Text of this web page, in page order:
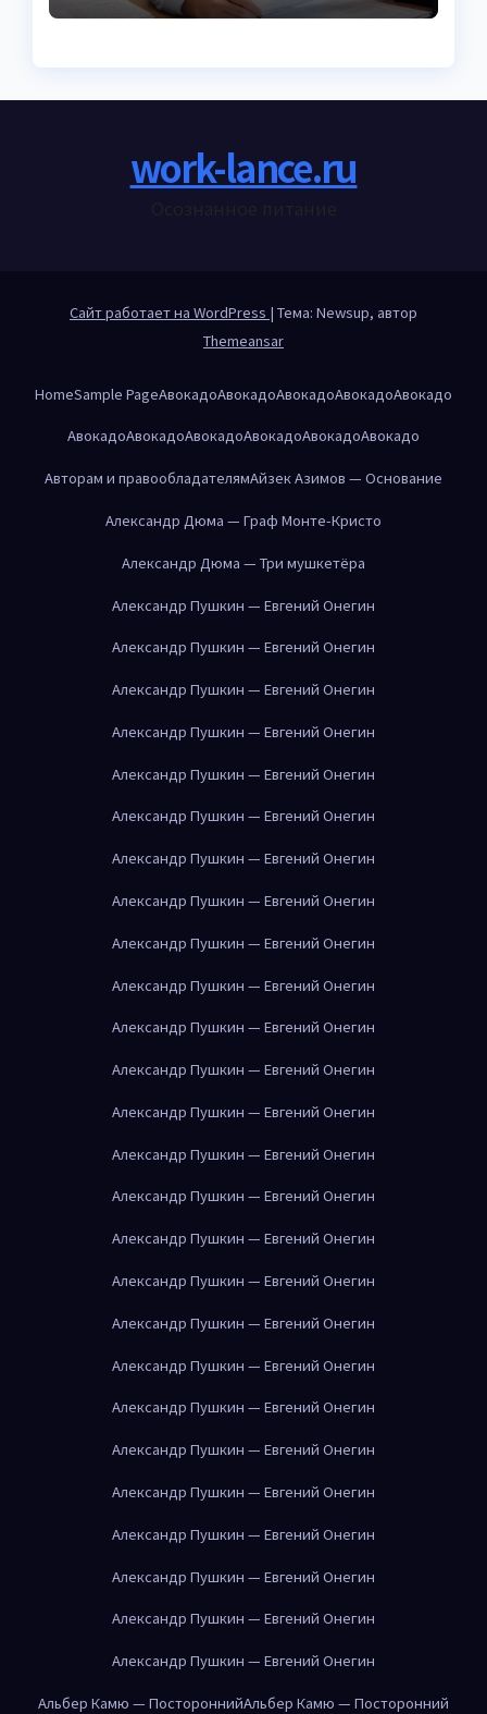
work-lance.ru
Сайт работает на WordPress | Тема: Newsup, автор
Themeansar
HomeSample PageАвокадоАвокадоАвокадоАвокадоАвокадо
АвокадоАвокадоАвокадоАвокадоАвокадоАвокадо
Авторам и правообладателямАйзек Азимов — Основание
Александр Дюма — Граф Монте-Кристо
Александр Дюма — Три мушкетёра
Александр Пушкин — Евгений Онегин
Александр Пушкин — Евгений Онегин
Александр Пушкин — Евгений Онегин
Александр Пушкин — Евгений Онегин
Александр Пушкин — Евгений Онегин
Александр Пушкин — Евгений Онегин
Александр Пушкин — Евгений Онегин
Александр Пушкин — Евгений Онегин
Александр Пушкин — Евгений Онегин
Александр Пушкин — Евгений Онегин
Александр Пушкин — Евгений Онегин
Александр Пушкин — Евгений Онегин
Александр Пушкин — Евгений Онегин
Александр Пушкин — Евгений Онегин
Александр Пушкин — Евгений Онегин
Александр Пушкин — Евгений Онегин
Александр Пушкин — Евгений Онегин
Александр Пушкин — Евгений Онегин
Александр Пушкин — Евгений Онегин
Александр Пушкин — Евгений Онегин
Александр Пушкин — Евгений Онегин
Александр Пушкин — Евгений Онегин
Александр Пушкин — Евгений Онегин
Александр Пушкин — Евгений Онегин
Александр Пушкин — Евгений Онегин
Александр Пушкин — Евгений Онегин
Альбер Камю — ПостороннийАльбер Камю — Посторонний